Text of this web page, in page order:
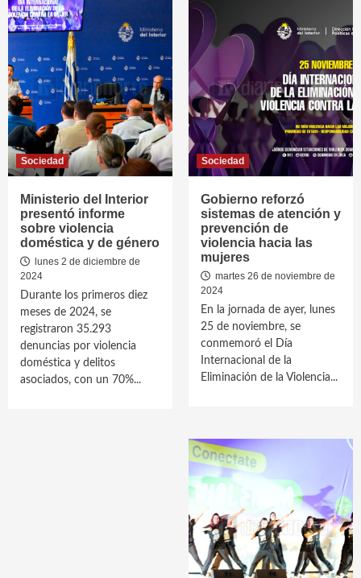
Sociedad
Ministerio del Interior
presentó informe
sobre violencia
doméstica y de género
lunes 2 de diciembre de
2024
Durante los primeros diez
meses de 2024, se
registraron 35.293
denuncias por violencia
doméstica y delitos
asociados, con un 70%...
Sociedad
Gobierno reforzó
sistemas de atención y
prevención de
violencia hacia las
mujeres
martes 26 de noviembre de
2024
En la jornada de ayer, lunes
25 de noviembre, se
conmemoró el Día
Internacional de la
Eliminación de la Violencia...